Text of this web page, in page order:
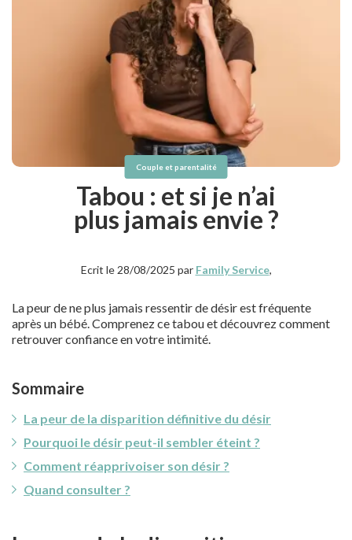
Couple et parentalité
Tabou : et si je n’ai
plus jamais envie ?
Ecrit le 28/08/2025 par Family Service,
La peur de ne plus jamais ressentir de désir est fréquente
après un bébé. Comprenez ce tabou et découvrez comment
retrouver confiance en votre intimité.
Sommaire
La peur de la disparition définitive du désir
Pourquoi le désir peut-il sembler éteint ?
Comment réapprivoiser son désir ?
Quand consulter ?